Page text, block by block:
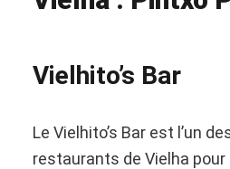
Vielhito’s Bar
Le Vielhito’s Bar est l’un
restaurants de Vielha